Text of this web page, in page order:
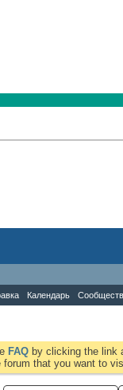
Календарь
FAQ by clicking the link
that you want to